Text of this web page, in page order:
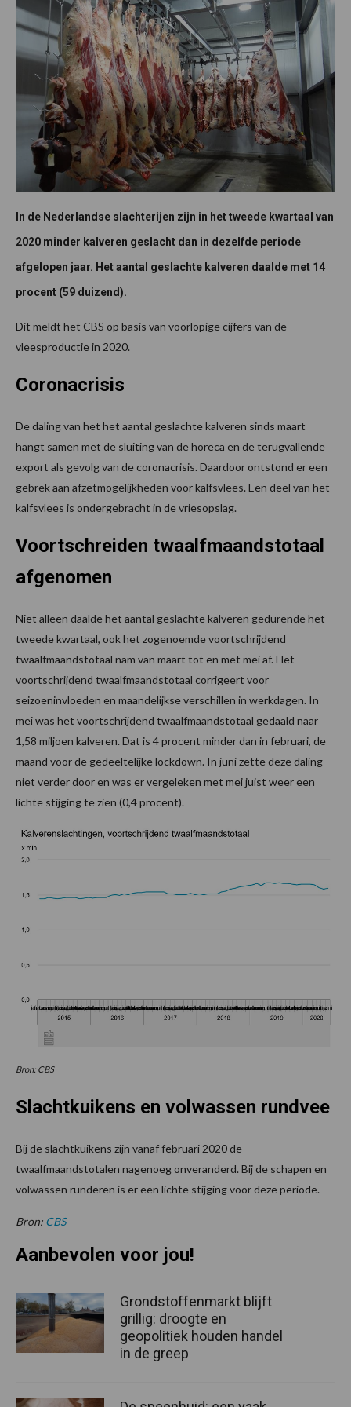
In de Nederlandse slachterijen zijn in het tweede kwartaal van
2020 minder kalveren geslacht dan in dezelfde periode
afgelopen jaar. Het aantal geslachte kalveren daalde met 14
procent (59 duizend).
Dit meldt het CBS op basis van voorlopige cijfers van de
vleesproductie in 2020.
Coronacrisis
De daling van het het aantal geslachte kalveren sinds maart
hangt samen met de sluiting van de horeca en de terugvallende
export als gevolg van de coronacrisis. Daardoor ontstond er een
gebrek aan afzetmogelijkheden voor kalfsvlees. Een deel van het
kalfsvlees is ondergebracht in de vriesopslag.
Voortschreiden twaalfmaandstotaal
afgenomen
Niet alleen daalde het aantal geslachte kalveren gedurende het
tweede kwartaal, ook het zogenoemde voortschrijdend
twaalfmaandstotaal nam van maart tot en met mei af. Het
voortschrijdend twaalfmaandstotaal corrigeert voor
seizoeninvloeden en maandelijkse verschillen in werkdagen. In
mei was het voortschrijdend twaalfmaandstotaal gedaald naar
1,58 miljoen kalveren. Dat is 4 procent minder dan in februari, de
maand voor de gedeeltelijke lockdown. In juni zette deze daling
niet verder door en was er vergeleken met mei juist weer een
lichte stijging te zien (0,4 procent).
Bron: CBS
Slachtkuikens en volwassen rundvee
Bij de slachtkuikens zijn vanaf februari 2020 de
twaalfmaandstotalen nagenoeg onveranderd. Bij de schapen en
volwassen runderen is er een lichte stijging voor deze periode.
Bron: CBS
Aanbevolen voor jou!
Grondstoffenmarkt blijft
grillig: droogte en
geopolitiek houden handel
in de greep